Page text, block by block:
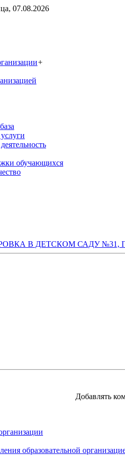
07.08.2026
+
обучающихся
В ДЕТСКОМ САДУ №31,
Добавлять
образовательной